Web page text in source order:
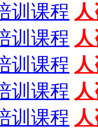
训课程
训课程
训课程
训课程
训课程